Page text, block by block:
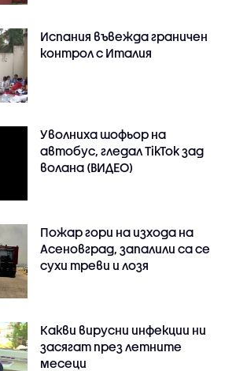
Испания въвежда граничен
контрол с Италия
Уволниха шофьор на
автобус, гледал TikTok зад
волана (ВИДЕО)
Пожар гори на изхода на
Асеновград, запалили са се
сухи треви и лозя
Какви вирусни инфекции ни
засягат през летните
месеци